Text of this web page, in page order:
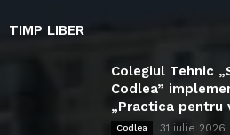
TIMP LIBER
Colegiul Tehnic
Codlea”
„Practica pentru
Codlea 31 iulie 2026